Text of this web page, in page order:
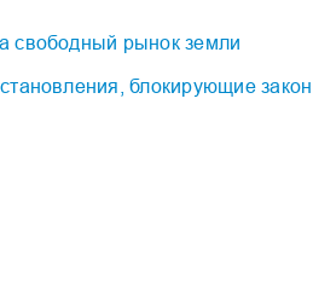
свободный рынок земли
блокирующие